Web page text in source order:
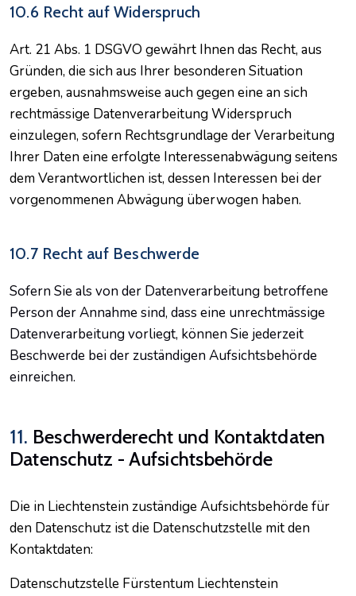
10.6 Recht auf Widerspruch
Art. 21 Abs. 1 DSGVO gewährt Ihnen das Recht, aus
Gründen, die sich aus Ihrer besonderen Situation
ergeben, ausnahmsweise auch gegen eine an sich
rechtmässige Datenverarbeitung Widerspruch
einzulegen, sofern Rechtsgrundlage der Verarbeitung
Ihrer Daten eine erfolgte Interessenabwägung seitens
dem Verantwortlichen ist, dessen Interessen bei der
vorgenommenen Abwägung überwogen haben.
10.7 Recht auf Beschwerde
Sofern Sie als von der Datenverarbeitung betroffene
Person der Annahme sind, dass eine unrechtmässige
Datenverarbeitung vorliegt, können Sie jederzeit
Beschwerde bei der zuständigen Aufsichtsbehörde
einreichen.
11. Beschwerderecht und Kontaktdaten
Datenschutz - Aufsichtsbehörde
Die in Liechtenstein zuständige Aufsichtsbehörde für
den Datenschutz ist die Datenschutzstelle mit den
Kontaktdaten:
Datenschutzstelle Fürstentum Liechtenstein